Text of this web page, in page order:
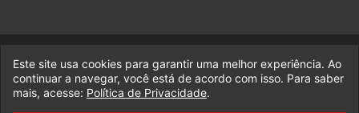
© 2017-2026 Legado da Marvel, uma empresa da Legado
Enterprises.
Este site usa cookies para garantir uma melhor experiência. Ao
continuar a navegar, você está de acordo com isso. Para saber
mais, acesse: Política de Privacidade.